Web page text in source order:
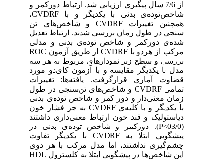
از 7/6 سال پیگیری ارزیابی شد. ارتباط دورکمر و
شاخص‌توده‌ی ‌بدنی با یکدیگر و با CVDRF،
همچنین تغییرات CVDRF و شاخص‌های تن
سنجی در طول زمان بررسی شدند. ارتباط تعدیل
شده‌ی دورکمر و شاخص ‌توده‌ی ‌بدنی و مدلی
مرکب از هردو با CVDRF از طریق آزمون ROC
بررسی و سطح زیر نمودارهای مربوط به هر سه
مدل با یکدیگر مقایسه و با آزمون کای‌دو مورد
قضاوت آماری قرارگرفت. یافته‌ها: تغییرات
تمامی CVDRF و شاخص‌های تن‌سنجی در طول
زمان معنی‌دار و دور کمر و شاخص‌ توده‌ی ‌بدنی
با یکدیگر و با کلیه‌ی CVDRF به جز فشار خون
‌دیاستولیک و قند خون ارتباط معنی‌داری داشتند
(03/0>P). دورکمر و شاخص ‌توده‌ی ‌بدنی در
پیشگویی ابتلا به CVDRF با یکدیگر تفاوت
چشم‌گیری نداشتند، اما مدل مرکب با هر دوی
این شاخص‌ها در پیشگویی ابتلا به کلسترول HDL